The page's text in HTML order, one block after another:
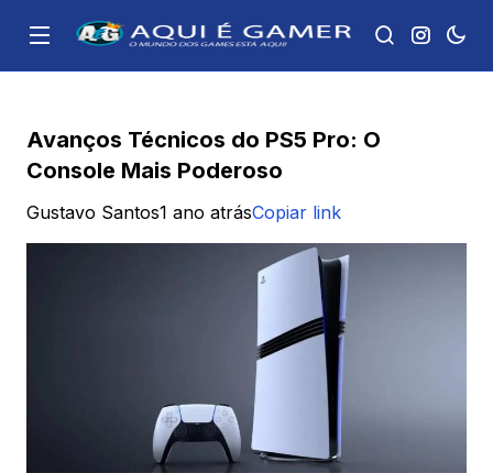
Avanços Técnicos do PS5 Pro: O
Console Mais Poderoso
Gustavo Santos1 ano atrásCopiar link